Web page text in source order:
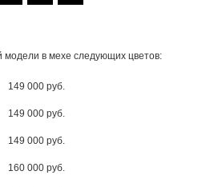
модели в мехе следующих цветов:
149 000 руб.
149 000 руб.
149 000 руб.
160 000 руб.